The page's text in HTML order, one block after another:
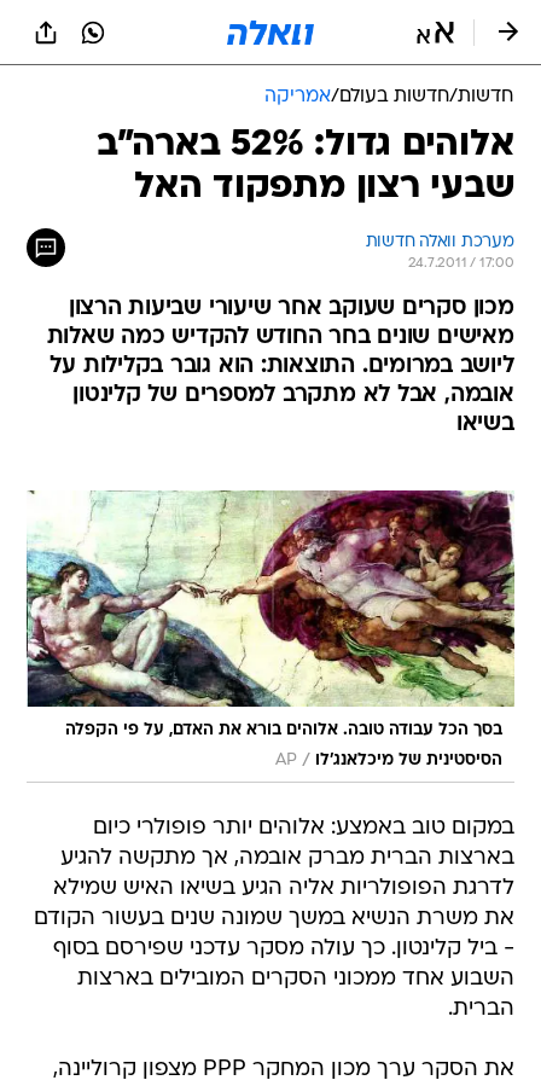
חדשות/חדשות בעולם/אמריקה
אלוהים גדול: 52% בארה"ב
שבעי רצון מתפקוד האל
מערכת וואלה חדשות
24.7.2011 / 17:00
מכון סקרים שעוקב אחר שיעורי שביעות הרצון
מאישים שונים בחר החודש להקדיש כמה שאלות
ליושב במרומים. התוצאות: הוא גובר בקלילות על
אובמה, אבל לא מתקרב למספרים של קלינטון
בשיאו
בסך הכל עבודה טובה. אלוהים בורא את האדם, על פי הקפלה
הסיסטינית של מיכלאנג'לו
/
AP
במקום טוב באמצע: אלוהים יותר פופולרי כיום
בארצות הברית מברק אובמה, אך מתקשה להגיע
לדרגת הפופולריות אליה הגיע בשיאו האיש שמילא
את משרת הנשיא במשך שמונה שנים בעשור הקודם
- ביל קלינטון. כך עולה מסקר עדכני שפירסם בסוף
השבוע אחד ממכוני הסקרים המובילים בארצות
הברית.
את הסקר ערך מכון המחקר PPP מצפון קרוליינה,